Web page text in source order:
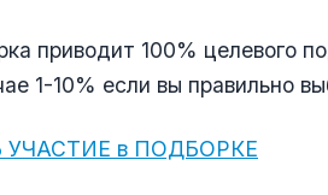
приводит 100% целевого
1-10% если вы правильно
УЧАСТИЕ в ПОДБОРКЕ